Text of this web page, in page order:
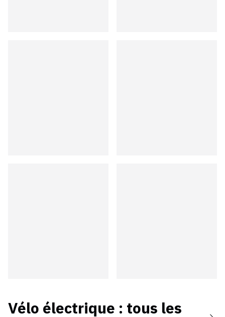
Vélo électrique : tous les